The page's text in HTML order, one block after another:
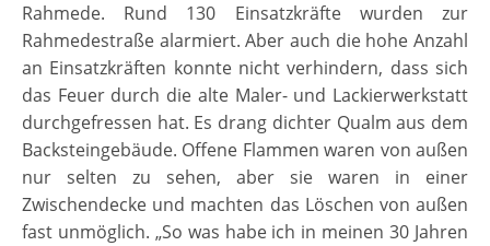
Rahmede. Rund 130 Einsatzkräfte wurden zur
Rahmedestraße alarmiert. Aber auch die hohe Anzahl
an Einsatzkräften konnte nicht verhindern, dass sich
das Feuer durch die alte Maler- und Lackierwerkstatt
durchgefressen hat. Es drang dichter Qualm aus dem
Backsteingebäude. Offene Flammen waren von außen
nur selten zu sehen, aber sie waren in einer
Zwischendecke und machten das Löschen von außen
fast unmöglich. „So was habe ich in meinen 30 Jahren